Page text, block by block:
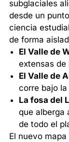
subglaciales
desde un
ciencia
de forma
El Valle de
extensas de
El Valle de
corre bajo
La fosa del
que alberga
de todo el
El nuevo